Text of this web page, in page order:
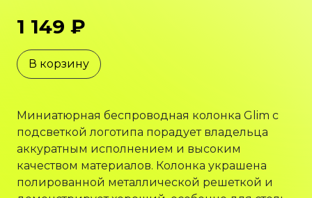
1 149 ₽
В корзину
Миниатюрная беспроводная колонка Glim c
подсветкой логотипа порадует владельца
аккуратным исполнением и высоким
качеством материалов. Колонка украшена
полированной металлической решеткой и